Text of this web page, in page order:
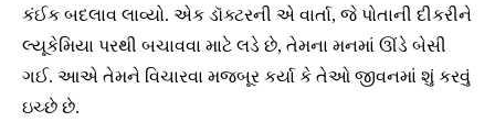
કંઈક બદલાવ લાવ્યો. એક ડૉક્ટરની એ વાર્તા, જે પોતાની દીકરીને
લ્યૂકેમિયા પરથી બચાવવા માટે લડે છે, તેમના મનમાં ઊંડે બેસી
ગઈ. આએ તેમને વિચારવા મજબૂર કર્યા કે તેઓ જીવનમાં શું કરવું
ઇચ્છે છે.